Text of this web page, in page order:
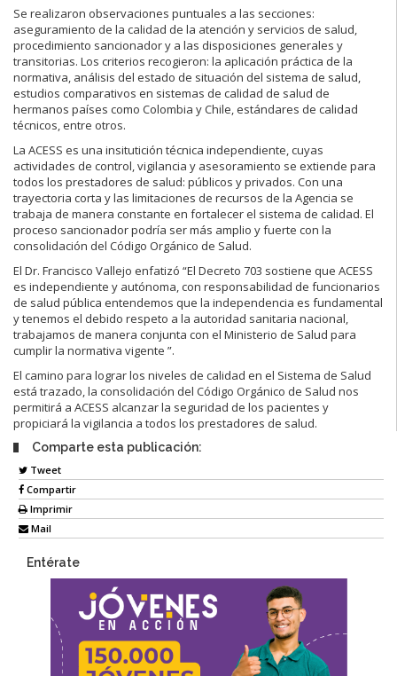
Se realizaron observaciones puntuales a las secciones:
aseguramiento de la calidad de la atención y servicios de salud,
procedimiento sancionador y a las disposiciones generales y
transitorias. Los criterios recogieron: la aplicación práctica de la
normativa, análisis del estado de situación del sistema de salud,
estudios comparativos en sistemas de calidad de salud de
hermanos países como Colombia y Chile, estándares de calidad
técnicos, entre otros.
La ACESS es una insitutición técnica independiente, cuyas
actividades de control, vigilancia y asesoramiento se extiende para
todos los prestadores de salud: públicos y privados. Con una
trayectoria corta y las limitaciones de recursos de la Agencia se
trabaja de manera constante en fortalecer el sistema de calidad. El
proceso sancionador podría ser más amplio y fuerte con la
consolidación del Código Orgánico de Salud.
El Dr. Francisco Vallejo enfatizó “El Decreto 703 sostiene que ACESS
es independiente y autónoma, con responsabilidad de funcionarios
de salud pública entendemos que la independencia es fundamental
y tenemos el debido respeto a la autoridad sanitaria nacional,
trabajamos de manera conjunta con el Ministerio de Salud para
cumplir la normativa vigente ”.
El camino para lograr los niveles de calidad en el Sistema de Salud
está trazado, la consolidación del Código Orgánico de Salud nos
permitirá a ACESS alcanzar la seguridad de los pacientes y
propiciará la vigilancia a todos los prestadores de salud.
Comparte esta publicación:
Tweet
Compartir
Imprimir
Mail
Entérate